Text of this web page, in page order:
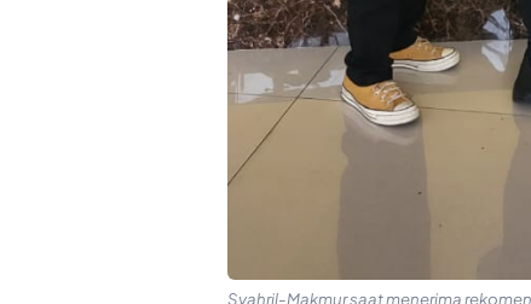
Syahril-Makmur saat menerima